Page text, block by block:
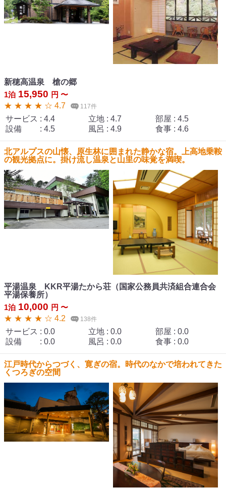
新穂高温泉 槍の郷
1泊 15,950 円 〜
★ ★ ★ ★ ☆ 4.7
117件
サービス : 4.4 立地 : 4.7 部屋 : 4.5
設備
: 4.5 風呂 : 4.9 食事 : 4.6
北アルプスの山懐、原生林に囲まれた静かな宿。上高地乗鞍
の観光拠点に。掛け流し温泉と山里の味覚を満喫。
平湯温泉 KKR平湯たから荘（国家公務員共済組合連合会
平湯保養所）
1泊 10,000 円 〜
★ ★ ★ ★ ☆ 4.2
138件
サービス : 0.0 立地 : 0.0 部屋 : 0.0
設備
: 0.0 風呂 : 0.0 食事 : 0.0
江戸時代からつづく、寛ぎの宿。時代のなかで培われてきた
くつろぎの空間